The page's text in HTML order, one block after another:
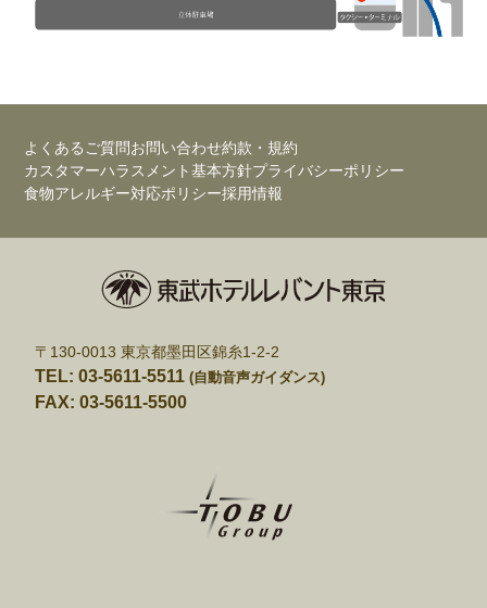
よくあるご質問 お問い合わせ約款・規約
カスタマーハラスメント基本方針プライバシーポリシー
食物アレルギー対応ポリシー採用情報
〒130-0013 東京都墨田区錦糸1-2-2
TEL: 03-5611-5511(自動音声ガイダンス)
FAX: 03-5611-5500